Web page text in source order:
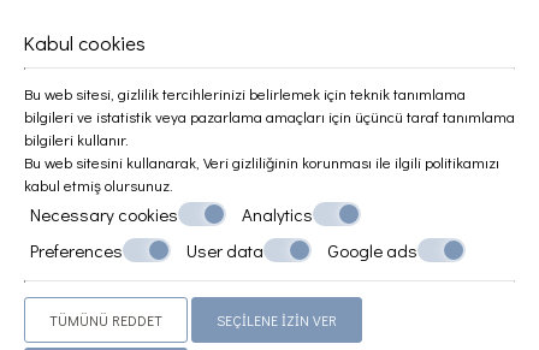
EXPLORE
Konum
Konaklama
Olanaklar
Fotoğraflar
© Powered by Marinet
Kabul cookies
Bu web sitesi, gizlilik tercihlerinizi belirlemek için teknik tanımlama
bilgileri ve istatistik veya pazarlama amaçları için üçüncü taraf tanımlama
bilgileri kullanır.
Bu web sitesini kullanarak, Veri gizliliğinin korunması ile ilgili politikamızı
kabul etmiş olursunuz.
Necessary cookies
Analytics
Preferences
User data Google ads
TÜMÜNÜ REDDET SEÇILENE IZIN VER